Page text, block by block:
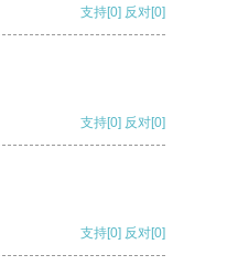
支持[0] 反对[0]
支持[0] 反对[0]
支持[0] 反对[0]